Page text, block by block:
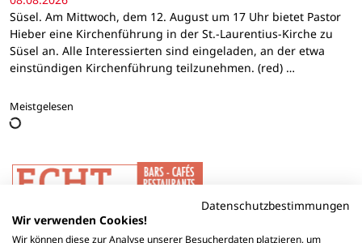
Süsel. Am Mittwoch, dem 12. August um 17 Uhr bietet Pastor
Hieber eine Kirchenführung in der St.-Laurentius-Kirche zu
Süsel an. Alle Interessierten sind eingeladen, an der etwa
einstündigen Kirchenführung teilzunehmen. (red) …
Meistgelesen
Datenschutzbestimmungen
Wir verwenden Cookies!
Wir können diese zur Analyse unserer Besucherdaten platzieren, um